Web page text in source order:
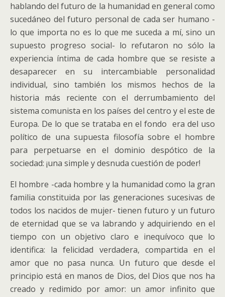
hablando del futuro de la humanidad en general como
sucedáneo del futuro personal de cada ser humano -
lo que importa no es lo que me suceda a mí, sino un
supuesto progreso social- lo refutaron no sólo la
experiencia íntima de cada hombre que se resiste a
desaparecer en su intercambiable personalidad
individual, sino también los mismos hechos de la
historia más reciente con el derrumbamiento del
sistema comunista en los países del centro y el este de
Europa. De lo que se trataba en el fondo era del uso
político de una supuesta filosofía sobre el hombre
para perpetuarse en el dominio despótico de la
sociedad: ¡una simple y desnuda cuestión de poder!
El hombre -cada hombre y la humanidad como la gran
familia constituida por las generaciones sucesivas de
todos los nacidos de mujer- tienen futuro y un futuro
de eternidad que se va labrando y adquiriendo en el
tiempo con un objetivo claro e inequívoco que lo
identifica: la felicidad verdadera, compartida en el
amor que no pasa nunca. Un futuro que desde el
principio está en manos de Dios, del Dios que nos ha
creado y redimido por amor: un amor infinito que